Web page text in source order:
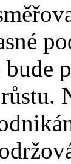
bude